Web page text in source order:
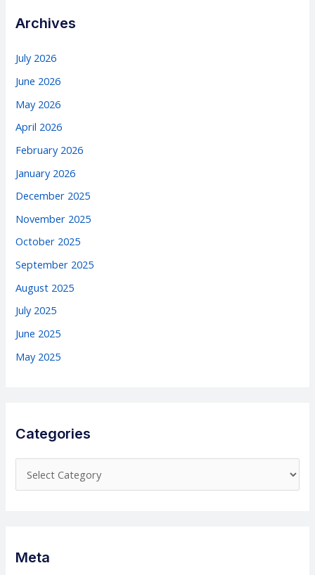
Archives
July 2026
June 2026
May 2026
April 2026
February 2026
January 2026
December 2025
November 2025
October 2025
September 2025
August 2025
July 2025
June 2025
May 2025
Categories
a
Meta